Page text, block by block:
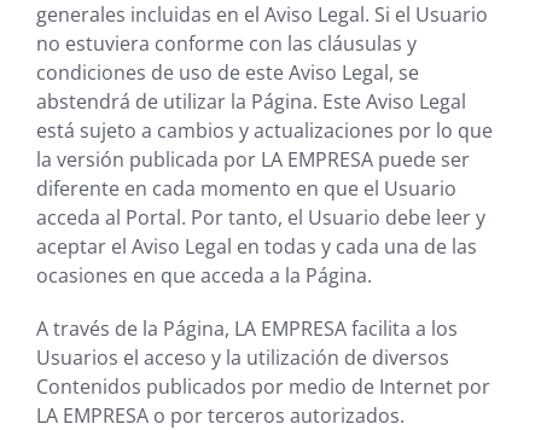
generales incluidas en el Aviso Legal. Si el Usuario
no estuviera conforme con las cláusulas y
condiciones de uso de este Aviso Legal, se
abstendrá de utilizar la Página. Este Aviso Legal
está sujeto a cambios y actualizaciones por lo que
la versión publicada por LA EMPRESApuede ser
diferente en cada momento en que el Usuario
acceda al Portal. Por tanto, el Usuario debe leer y
aceptar el Aviso Legal en todas y cada una de las
ocasiones en que acceda a la Página.
A través de la Página, LA EMPRESAfacilita a los
Usuarios el acceso y la utilización de diversos
Contenidos publicados por medio de Internet por
LA EMPRESAo por terceros autorizados.